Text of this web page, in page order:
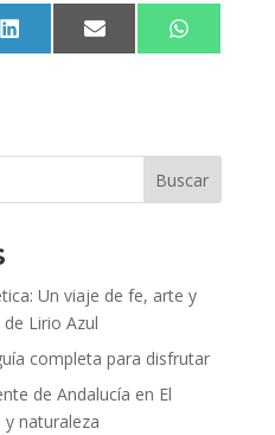
Compartir
en
Compartir
en
Compartir
en
Buscar
Un viaje de fe, arte y
Lirio Azul
completa para disfrutar
de Andalucía en El
y naturaleza